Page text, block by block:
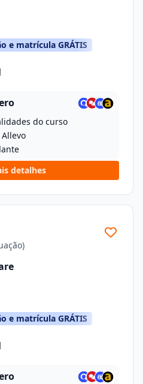
e matrícula GRÁTIS
do curso
detalhes
e matrícula GRÁTIS